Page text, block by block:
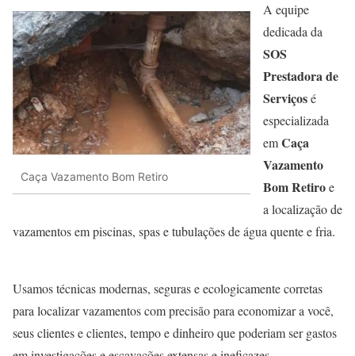
Caça Vazamento Bom Retiro
A equipe
dedicada da
SOS
Prestadora de
Serviçosé
especializada
emCaça
Vazamento
Bom Retiroe
a localização de
vazamentos em piscinas, spas e tubulações de água quente e fria.
Usamos técnicas modernas, seguras e ecologicamente corretas
para localizar vazamentos com precisão para economizar a você,
seus clientes e clientes, tempo e dinheiro que poderiam ser gastos